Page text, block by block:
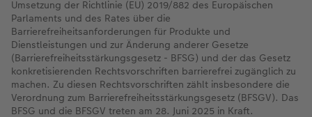
Papiere
Einbände
Veredelung
Foto im Rahmen
Art Prints
Little Prints
Premium Poster
Posterleiste
Rahmen
Geburtstagskarten
Hochzeitskarten
Babykarten
Fotospiele
Fotopuzzle
Dekoration
Tischkalender
Terminkalender
Taschenkalender
Samsung Hüllen
Google Hüllen
Essential Case
für sie
für Freundinnen
für Großeltern
Jahrbuch gestalten
Kundenbeispiele
Danke sagen
Umsetzung der Richtlinie (EU) 2019/882 des Europäischen
Parlaments und des Rates über die
Barrierefreiheitsanforderungen für Produkte und
Dienstleistungen und zur Änderung anderer Gesetze
(Barrierefreiheitsstärkungsgesetz - BFSG) und der das Gesetz
konkretisierenden Rechtsvorschriften barrierefrei zugänglich zu
machen. Zu diesen Rechtsvorschriften zählt insbesondere die
Verordnung zum Barrierefreiheitsstärkungsgesetz (BFSGV). Das
BFSG und die BFSGV treten am 28. Juni 2025 in Kraft.